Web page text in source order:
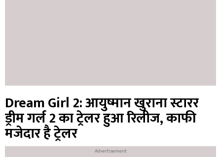
Dream Girl 2: आयुष्मान खुराना स्टारर
ड्रीम गर्ल 2 का ट्रेलर हुआ रिलीज, काफी
मजेदार है ट्रेलर